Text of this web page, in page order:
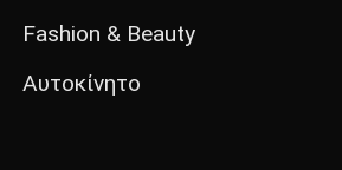
Fashion & Beauty
Αυτοκίνητο